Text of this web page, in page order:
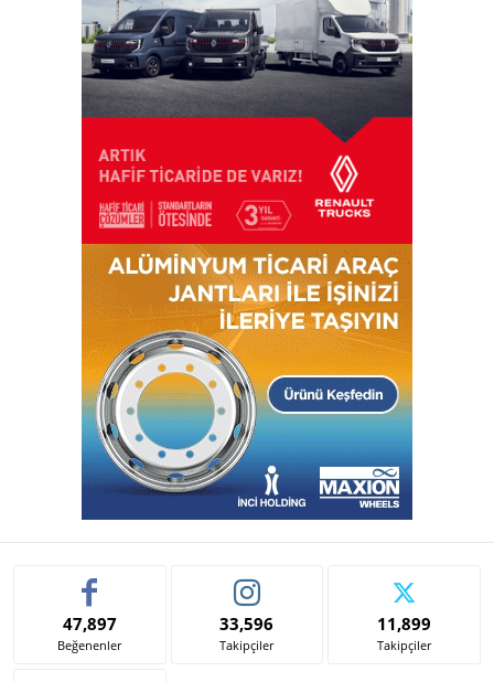
47,897
Beğenenler
33,596
Takipçiler
11,899
Takipçiler